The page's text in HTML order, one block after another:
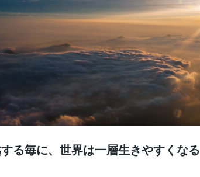
る毎に、世界は一層生きやすくなる